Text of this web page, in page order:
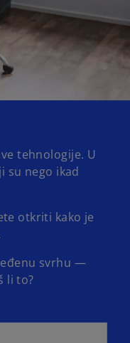
tehnologije. U
su nego ikad
otkriti kako je
svrhu —
li to?